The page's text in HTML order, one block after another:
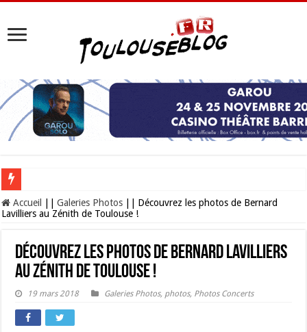
Les Nocturnes de la Cité de l’espace 2026 : l’événement incontournable de
Accueil Galeries Photos
Découvrez les photos de Bernard
Lavilliers au Zénith de Toulouse !
Découvrez les photos de Bernard Lavilliers
au Zénith de Toulouse !
19 mars 2018 Galeries Photos, photos, Photos Concerts